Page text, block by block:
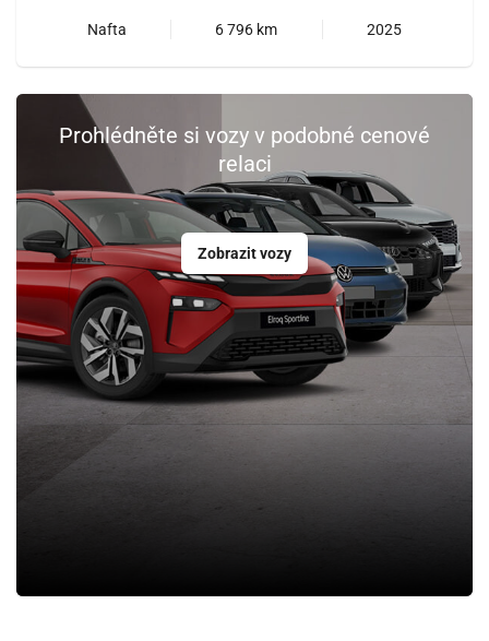
Nafta 6 796 km 2025
Prohlédněte si vozy v podobné cenové
relaci
Zobrazit vozy